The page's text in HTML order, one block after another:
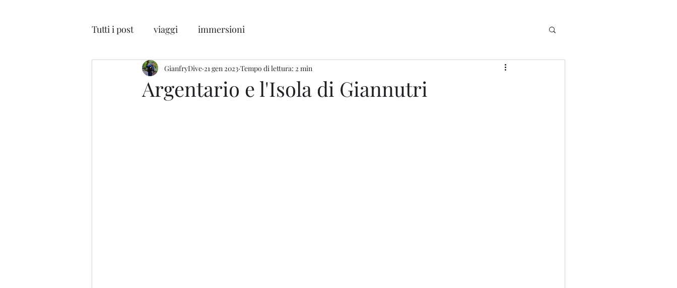
Tutti i post viaggi immersioni
Argentario e l'Isola di Giannutri
GianfryDive 21 gen 2023 Tempo di lettura: 2 min